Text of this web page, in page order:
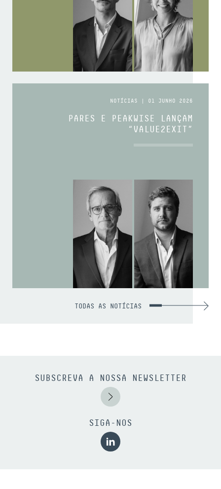
NOTÍCIAS | 01 JUNHO 2026
PARES E PEAKWISE LANÇAM
“VALUE2EXIT”
TODAS AS NOTÍCIAS
SUBSCREVA A NOSSA NEWSLETTER
SIGA-NOS